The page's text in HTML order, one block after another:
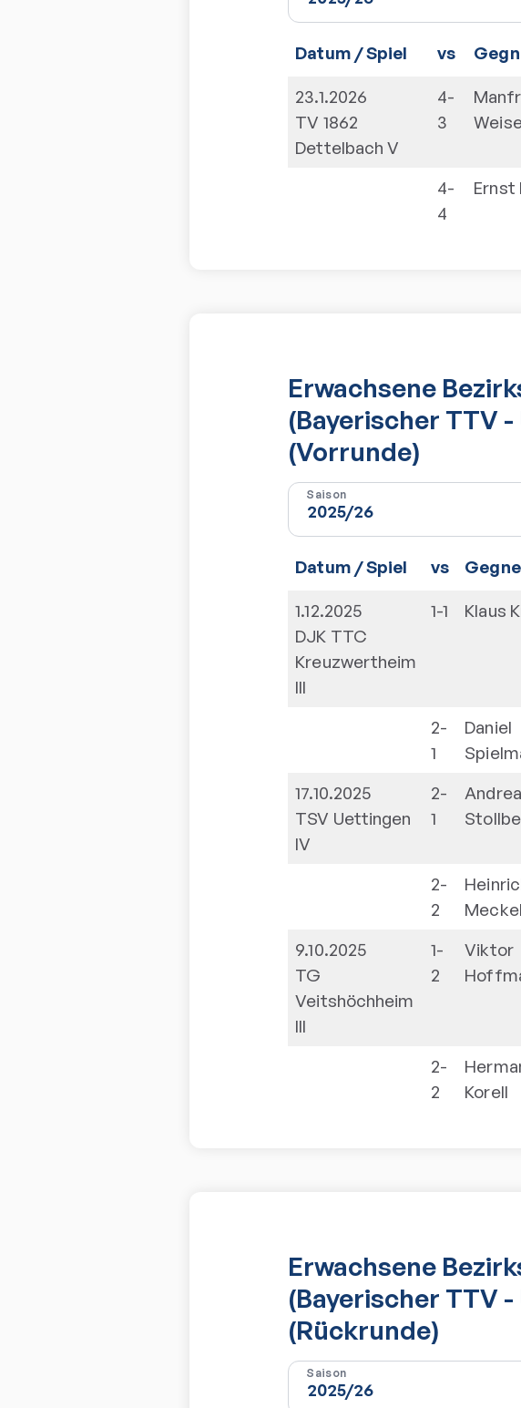
Datum / Spiel vs
23.1.2026
TV 1862
Dettelbach V
4-
3
4-
4
Ernst
Erwachsene
(Bayerischer TTV
(Vorrunde)
Saison
Datum / Spiel vs
1.12.2025
DJK TTC
Kreuzwertheim
III
1-1 Klaus
2-
1
Daniel
17.10.2025
TSV Uettingen
IV
2-
1
2-
2
9.10.2025
TG
Veitshöchheim
III
1-
2
Viktor
2-
2
Korell
Erwachsene
(Bayerischer TTV
(Rückrunde)
Saison